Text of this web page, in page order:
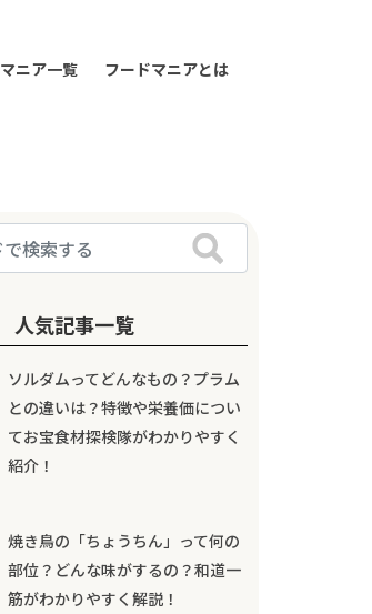
マニア一覧 フードマニアとは
人気記事一覧
ソルダムってどんなもの？プラム
との違いは？特徴や栄養価につい
てお宝食材探検隊がわかりやすく
紹介！
焼き鳥の「ちょうちん」って何の
部位？どんな味がするの？和道一
筋がわかりやすく解説！